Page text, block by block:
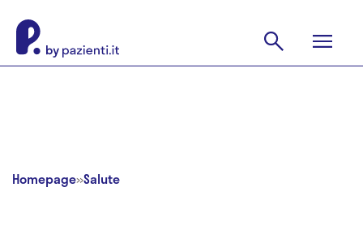
Homepage»Salute